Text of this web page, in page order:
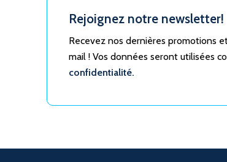
Rejoignez notre newsletter!
Recevez nos dernières promotions
mail ! Vos données seront utilisées
confidentialité.